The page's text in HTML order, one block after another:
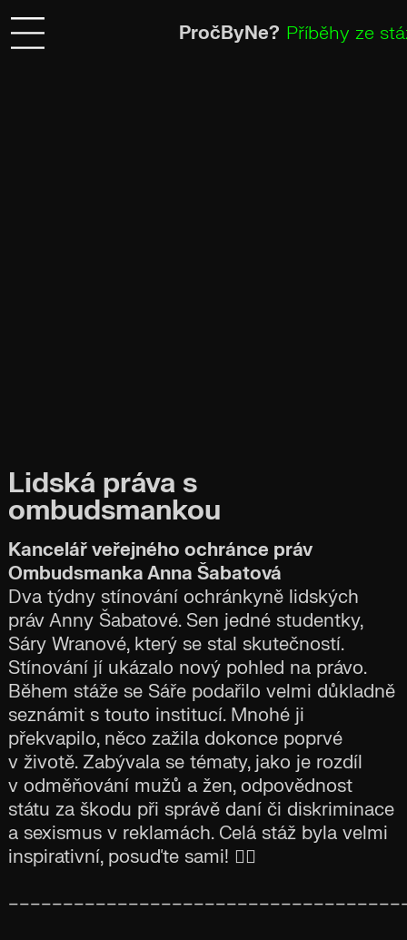
PročByNe? Příběhy ze
Lidská práva s
ombudsmankou
Kancelář veřejného ochránce práv
Ombudsmanka Anna Šabatová
Dva týdny stínování ochránkyně lidských
práv Anny Šabatové. Sen jedné studentky,
Sáry Wranové, který se stal skutečností.
Stínování jí ukázalo nový pohled na právo.
Během stáže se Sáře podařilo velmi důkladně
seznámit s touto institucí. Mnohé ji
překvapilo, něco zažila dokonce poprvé
v životě. Zabývala se tématy, jako je rozdíl
v odměňování mužů a žen, odpovědnost
státu za škodu při správě daní či diskriminace
a sexismus v reklamách. Celá stáž byla velmi
inspirativní, posuďte sami! 👇🏼